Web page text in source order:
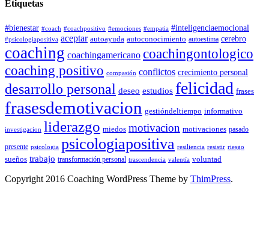
Etiquetas
#bienestar #coach #coachpositivo #emociones #empatia #inteligenciaemocional
#psicologiapositiva aceptar autoayuda autoconocimiento autoestima cerebro
coaching coachingamericano coachingontologico
coaching positivo compasión conflictos crecimiento personal
desarrollo personal deseo estudios felicidad frases
frasesdemotivacion gestióndeltiempo informativo
investigacion liderazgo miedos motivacion motivaciones pasado
presente psicologia psicologiapositiva resiliencia resistir riesgo
sueños trabajo transformación personal trascendencia valentía voluntad
Copyright 2016 Coaching WordPress Theme by ThimPress.